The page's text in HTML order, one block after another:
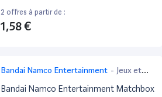
2 offres à partir de :
1,58 €
Bandai Namco Entertainment - Jeux et
Jouets
Bandai Namco Entertainment Matchbox